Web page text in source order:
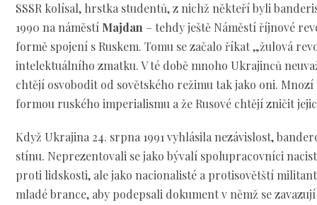
SSSR kolísal, hrstka studentů, z nichž někteří byli
1990 na náměstí Majdan – tehdy ještě Náměstí říjnové
formě spojení s Ruskem. Tomu se začalo říkat „žulová
intelektuálního zmatku. V té době mnoho Ukrajinců
chtějí osvobodit od sovětského režimu tak jako oni. Mnozí
formou ruského imperialismu a že Rusové chtějí zničit
Když Ukrajina 24. srpna 1991 vyhlásila nezávislost,
stínu. Neprezentovali se jako bývalí spolupracovníci
proti lidskosti, ale jako nacionalisté a protisovětští
mladé brance, aby podepsali dokument v němž se